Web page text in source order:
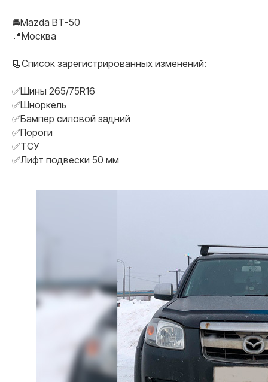
🚘Mazda ВТ-50
📍Москва
📃Список зарегистрированных изменений:
✅Шины 265/75R16
✅Шноркель
✅Бампер силовой задний
✅Пороги
✅ТСУ
✅Лифт подвески 50 мм